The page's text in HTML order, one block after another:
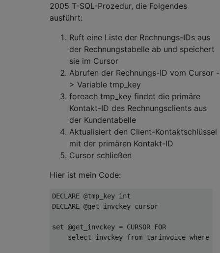
2005 T-SQL-Prozedur, die Folgendes
ausführt:
Ruft eine Liste der Rechnungs-IDs aus
der Rechnungstabelle ab und speichert
sie im Cursor
Abrufen der Rechnungs-ID vom Cursor -
> Variable tmp_key
foreach tmp_key findet die primäre
Kontakt-ID des Rechnungsclients aus
der Kundentabelle
Aktualisiert den Client-Kontaktschlüssel
mit der primären Kontakt-ID
Cursor schließen
Hier ist mein Code:
DECLARE @tmp_key int
DECLARE @get_invckey cursor
set @get_invckey = CURSOR FOR
select invckey from tarinvoice where